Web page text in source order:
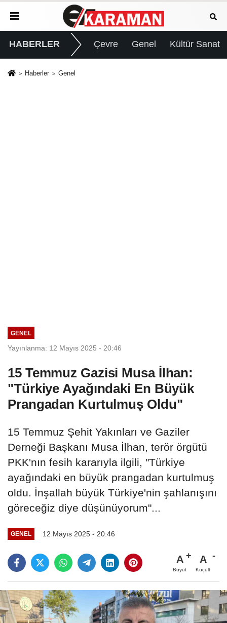
HABERLER Çevre Genel Kültür Sanat
Haberler Genel
GENEL
Yayınlanma: 12 Mayıs 2025 - 20:46
15 Temmuz Gazisi Musa İlhan:
"Türkiye Ayağındaki En Büyük
Prangadan Kurtulmuş Oldu"
15 Temmuz Şehit Yakınları ve Gaziler
Derneği Başkanı Musa İlhan, terör örgütü
PKK'nın fesih kararıyla ilgili, "Türkiye
ayağındaki en büyük prangadan kurtulmuş
oldu. İnşallah büyük Türkiye'nin şahlanışını
göreceğiz diye düşünüyorum"...
GENEL 12 Mayıs 2025 - 20:46
A
Büyüt
A
Küçült